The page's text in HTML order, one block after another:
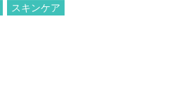
スキンケア